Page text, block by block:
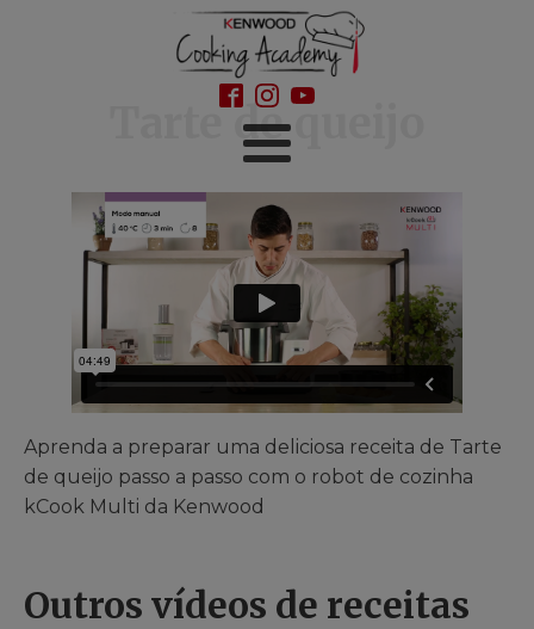
Tarte de queijo
Aprenda a preparar uma deliciosa receita de Tarte
de queijo passo a passo com o robot de cozinha
kCook Multi da Kenwood
Outros vídeos de receitas